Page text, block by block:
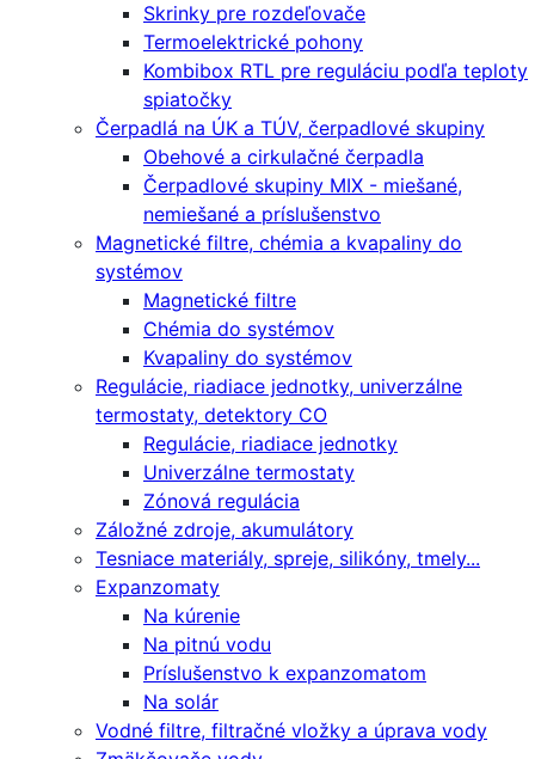
Skrinky pre rozdeľovače
Termoelektrické pohony
Kombibox RTL pre reguláciu podľa teploty
spiatočky
Čerpadlá na ÚK a TÚV, čerpadlové skupiny
Obehové a cirkulačné čerpadla
Čerpadlové skupiny MIX - miešané,
nemiešané a príslušenstvo
Magnetické filtre, chémia a kvapaliny do
systémov
Magnetické filtre
Chémia do systémov
Kvapaliny do systémov
Regulácie, riadiace jednotky, univerzálne
termostaty, detektory CO
Regulácie, riadiace jednotky
Univerzálne termostaty
Zónová regulácia
Záložné zdroje, akumulátory
Tesniace materiály, spreje, silikóny, tmely...
Expanzomaty
Na kúrenie
Na pitnú vodu
Príslušenstvo k expanzomatom
Na solár
Vodné filtre, filtračné vložky a úprava vody